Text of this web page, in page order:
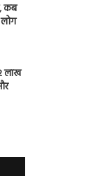
कब
लाख